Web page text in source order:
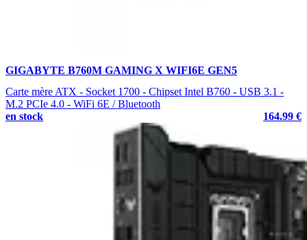
GIGABYTE B760M GAMING X WIFI6E GEN5
Carte mère ATX - Socket 1700 - Chipset Intel B760 - USB 3.1 -
M.2 PCIe 4.0 - WiFi 6E / Bluetooth
en stock
164.99 €